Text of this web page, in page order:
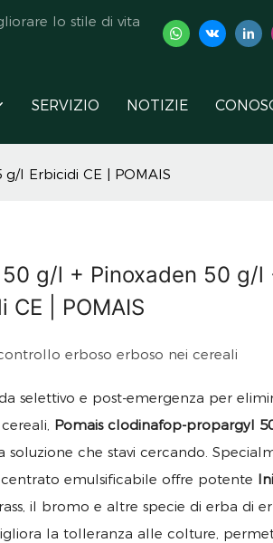
lo stile di vita
SERVIZIO NOTIZIE
l Erbicidi CE | POMAIS
g/l + Pinoxaden 50 g/
| POMAIS
erboso erboso nei cereali
selettivo e post-emergenza per
Pomais clodinafop-propargyl
soluzione che stavi cercando.
emulsificabile offre potente
il bromo e altre specie di erba di
la tolleranza alle colture,